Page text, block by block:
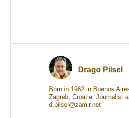
Drago Pilsel
Born in 1962 in Buenos
Zagreb, Croatia. Journalist
d.pilsel@zamir.net